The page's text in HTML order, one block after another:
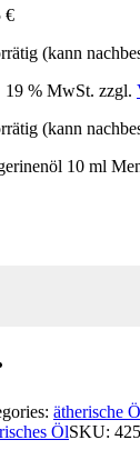
€
(kann
19 % MwSt. zzgl.
(kann
10 ml
ätherische
ÖlSKU: